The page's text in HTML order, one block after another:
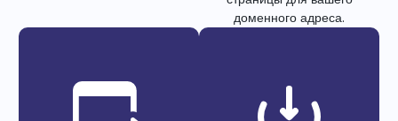
доменного адреса.